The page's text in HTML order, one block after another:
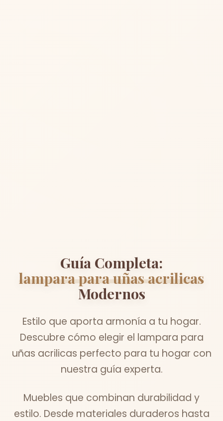
Guía Completa:
lampara para uñas acrilicas
Modernos
Estilo que aporta armonía a tu hogar.
Descubre cómo elegir el lampara para
uñas acrilicas perfecto para tu hogar con
nuestra guía experta.
Muebles que combinan durabilidad y
estilo. Desde materiales duraderos hasta